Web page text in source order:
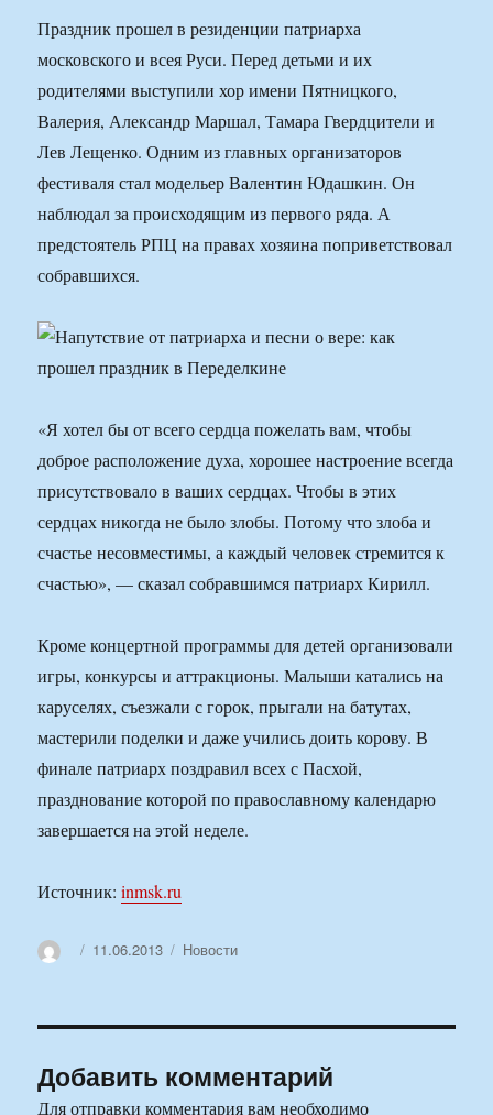
Праздник прошел в резиденции патриарха
московского и всея Руси. Перед детьми и их
родителями выступили хор имени Пятницкого,
Валерия, Александр Маршал, Тамара Гвердцители и
Лев Лещенко. Одним из главных организаторов
фестиваля стал модельер Валентин Юдашкин. Он
наблюдал за происходящим из первого ряда. А
предстоятель РПЦ на правах хозяина поприветствовал
собравшихся.
«Я хотел бы от всего сердца пожелать вам, чтобы
доброе расположение духа, хорошее настроение всегда
присутствовало в ваших сердцах. Чтобы в этих
сердцах никогда не было злобы. Потому что злоба и
счастье несовместимы, а каждый человек стремится к
счастью», — сказал собравшимся патриарх Кирилл.
Кроме концертной программы для детей организовали
игры, конкурсы и аттракционы. Малыши катались на
каруселях, съезжали с горок, прыгали на батутах,
мастерили поделки и даже учились доить корову. В
финале патриарх поздравил всех с Пасхой,
празднование которой по православному календарю
завершается на этой неделе.
Источник:inmsk.ru
АвторОпубликовано
11.06.2013 Рубрики
Новости
Добавить комментарий
Для отправки комментария вам необходимо